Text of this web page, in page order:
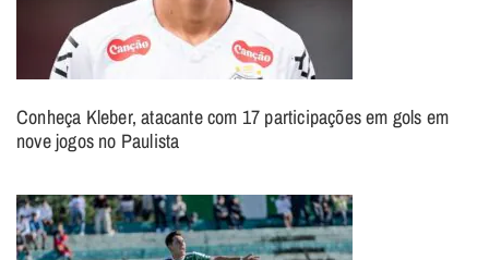
Conheça Kleber, atacante com 17 participações em gols em
nove jogos no Paulista